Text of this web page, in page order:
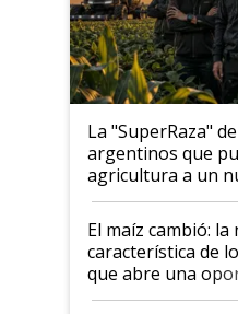
La "SuperRaza"
argentinos que
agricultura a un
posibilidades de
infinitas"
El maíz cambió: la
característica de
que abre una
el lote